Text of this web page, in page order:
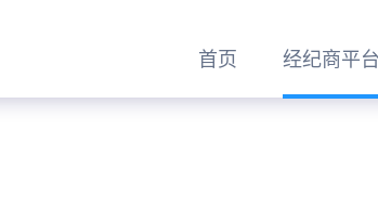
首页 经纪商平台